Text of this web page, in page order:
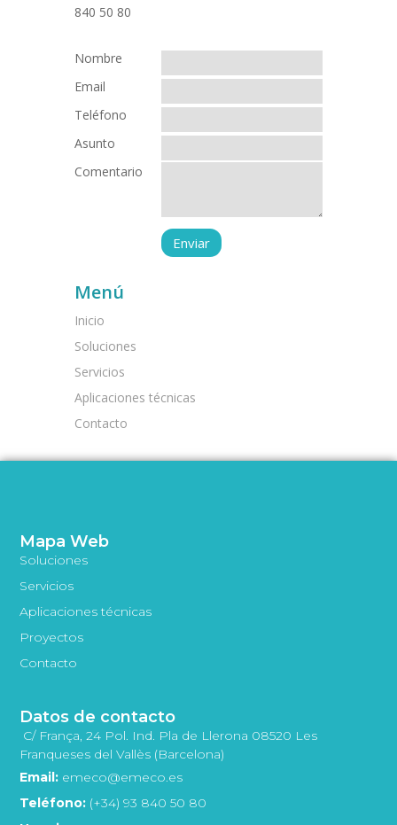
Nombre
Email
Teléfono
Asunto
Comentario
Menú
Inicio
Soluciones
Servicios
Aplicaciones técnicas
Contacto
Mapa Web
Soluciones
Servicios
Aplicaciones técnicas
Proyectos
Contacto
Datos de contacto
C/ França, 24 Pol. Ind. Pla de Llerona 08520 Les
Franqueses del Vallès (Barcelona)
Email: emeco@emeco.es
Teléfono: (+34) 93 840 50 80